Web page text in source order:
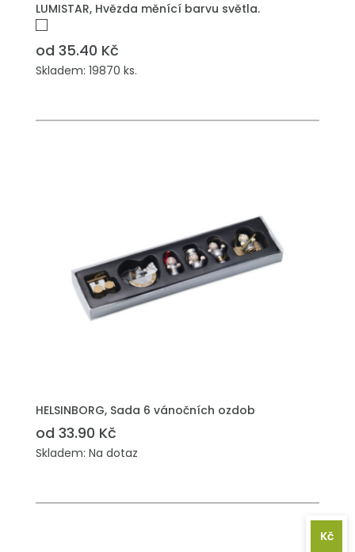
LUMISTAR, Hvězda měnící barvu světla.
od 35.40 Kč
Skladem: 19870 ks.
HELSINBORG, Sada 6 vánočních ozdob
od 33.90 Kč
Skladem: Na dotaz
Kč